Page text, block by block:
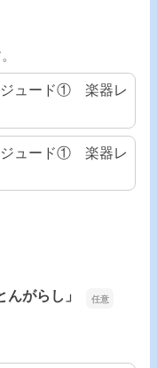
ジュード① 楽器レ
ジュード① 楽器レ
がらし」